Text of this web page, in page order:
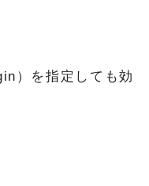
）を指定しても効